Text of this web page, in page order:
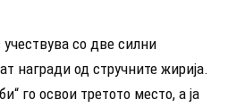
со две силни
награди од стручните жирија.
го освои третото место, а ја